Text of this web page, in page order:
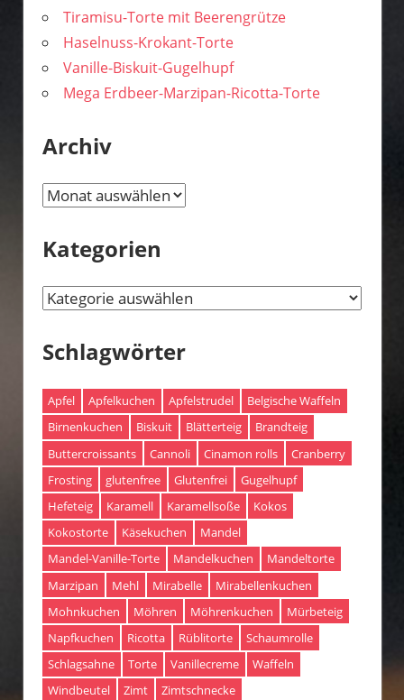
Tiramisu-Torte mit Beerengrütze
Haselnuss-Krokant-Torte
Vanille-Biskuit-Gugelhupf
Mega Erdbeer-Marzipan-Ricotta-Torte
Archiv
Archiv
Kategorien
Kategorien
Schlagwörter
Apfel Apfelkuchen Apfelstrudel
Belgische Waffeln
Birnenkuchen
Biskuit Blätterteig
Brandteig
Buttercroissants
Cannoli Cinamon rolls
Cranberry
Frosting
glutenfree Glutenfrei
Gugelhupf
Hefeteig
Karamell Karamellsoße
Kokos
Kokostorte
Käsekuchen
Mandel
Mandel-Vanille-Torte
Mandelkuchen
Mandeltorte
Marzipan
Mehl Mirabelle
Mirabellenkuchen
Mohnkuchen
Möhren Möhrenkuchen
Mürbeteig
Napfkuchen
Ricotta Rüblitorte
Schaumrolle
Schlagsahne
Torte Vanillecreme
Waffeln
Windbeutel
Zimt Zimtschnecke